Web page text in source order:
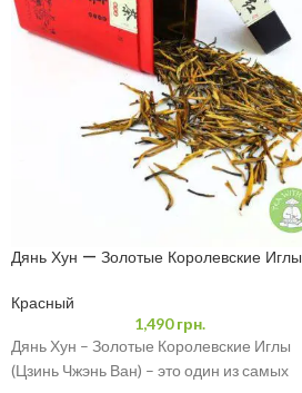
Дянь Хун — Золотые Королевские Иглы
банке
Красный
1,490грн.
Дянь Хун – Золотые Королевские Иглы
(Цзинь Чжэнь Ван) – это один из самых